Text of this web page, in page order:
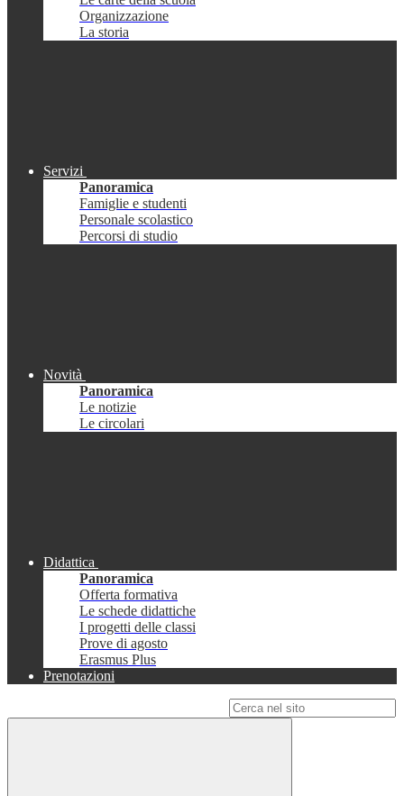
Organizzazione
La storia
Servizi
Panoramica
Famiglie e studenti
Personale scolastico
Percorsi di studio
Novità
Panoramica
Le notizie
Le circolari
Didattica
Panoramica
Offerta formativa
Le schede didattiche
I progetti delle classi
Prove di agosto
Erasmus Plus
Prenotazioni